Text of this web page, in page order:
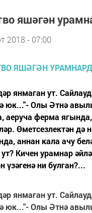
яшәгән
2018 - 07:00
янмаган ут.
юк..."- Олы Әтнә
аеруча ферма
Өметсезлектән дә
аннан кала ачу
Кичен урамнар
үзәгенә ни булган?...
янмаган ут.
юк..."- Олы Әтнә